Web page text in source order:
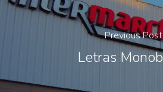
Previous Post
Letras